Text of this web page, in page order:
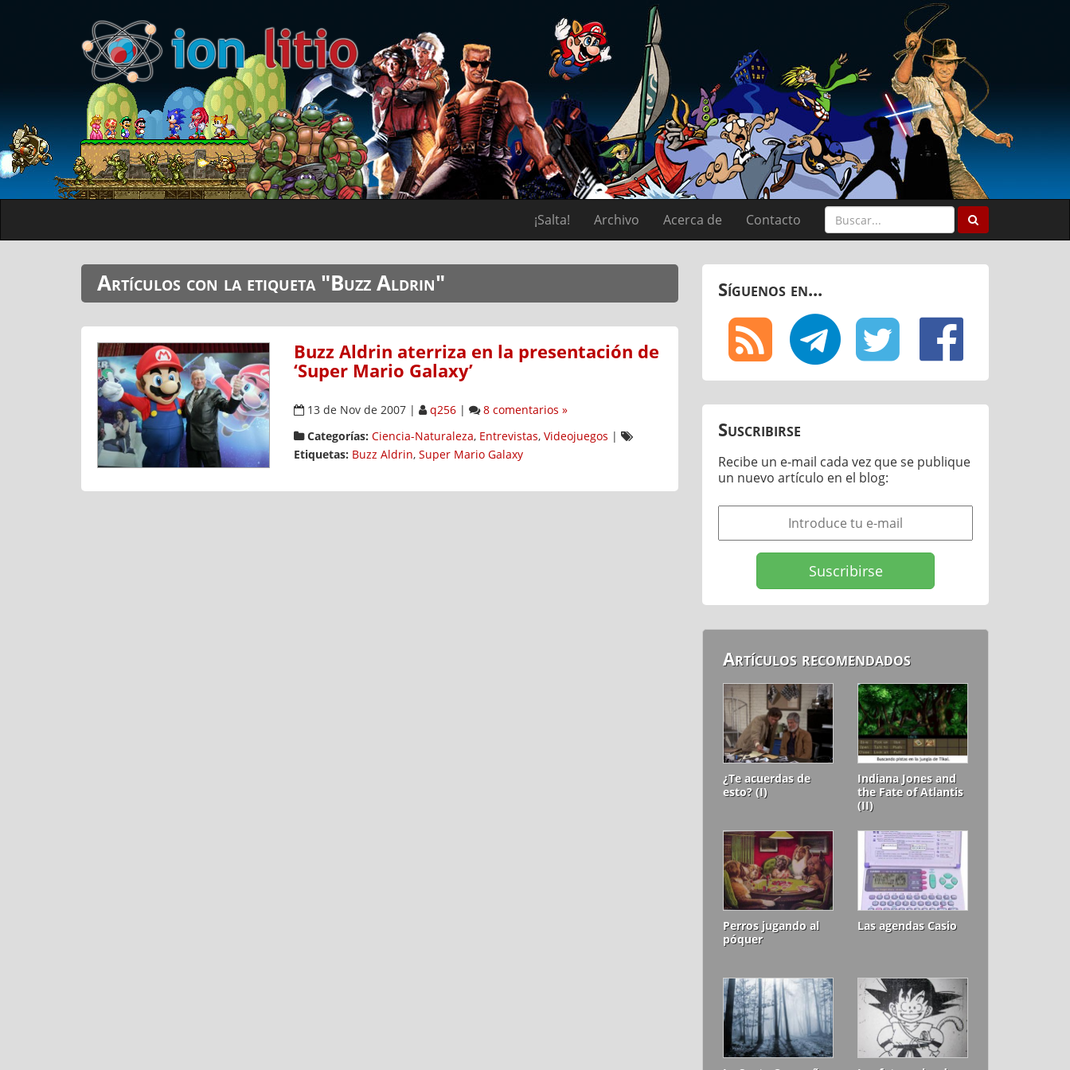
¡Salta! Archivo Acerca de Contacto
Artículos con la etiqueta "Buzz Aldrin"
Buzz Aldrin aterriza en la presentación de
‘Super Mario Galaxy’
13 de Nov de 2007| q256|
8 comentarios »
Categorías: Ciencia-Naturaleza, Entrevistas, Videojuegos |
Etiquetas: Buzz Aldrin, Super Mario Galaxy
Síguenos en...
Suscribirse
Recibe un e-mail cada vez que se publique
un nuevo artículo en el blog:
Artículos recomendados
¿Te acuerdas de
esto? (I)
Indiana Jones and
the Fate of Atlantis
(II)
Perros jugando al
póquer
Las agendas Casio